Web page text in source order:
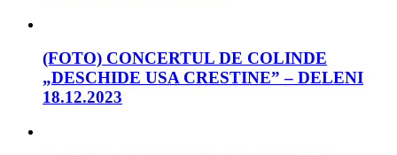
(FOTO) CONCERTUL DE COLINDE
„DESCHIDE USA CRESTINE” – DELENI
18.12.2023